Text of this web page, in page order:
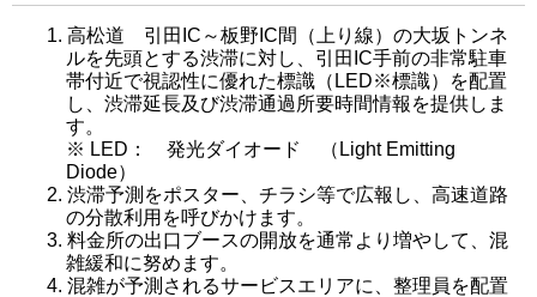
高松道 引田IC～板野IC間（上り線）の大坂トンネ
ルを先頭とする渋滞に対し、引田IC手前の非常駐車
帯付近で視認性に優れた標識（LED※標識）を配置
し、渋滞延長及び渋滞通過所要時間情報を提供しま
す。
※ LED： 発光ダイオード （Light Emitting
Diode）
渋滞予測をポスター、チラシ等で広報し、高速道路
の分散利用を呼びかけます。
料金所の出口ブースの開放を通常より増やして、混
雑緩和に努めます。
混雑が予測されるサービスエリアに、整理員を配置